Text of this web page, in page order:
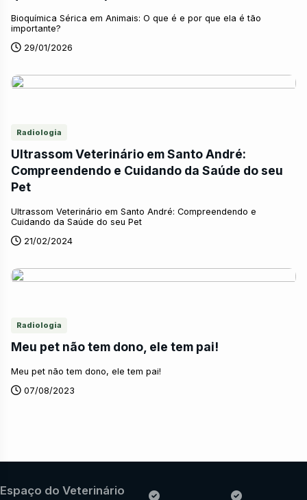
Bioquímica Sérica em Animais: O que é e por que ela é tão
importante?
29/01/2026
Radiologia
Ultrassom Veterinário em Santo André:
Compreendendo e Cuidando da Saúde do seu
Pet
Ultrassom Veterinário em Santo André: Compreendendo e
Cuidando da Saúde do seu Pet
21/02/2024
Radiologia
Meu pet não tem dono, ele tem pai!
Meu pet não tem dono, ele tem pai!
07/08/2023
Espaço do Veterinário